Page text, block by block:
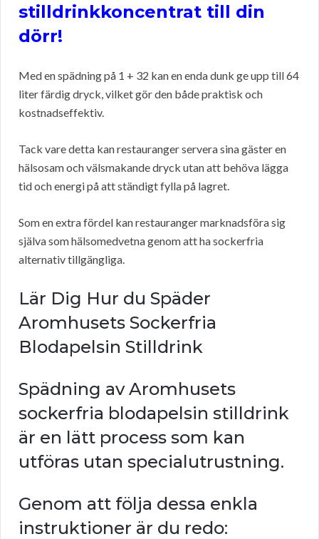
stilldrinkkoncentrat till din
dörr!
Med en spädning på 1 + 32 kan en enda dunk ge upp till 64
liter färdig dryck, vilket gör den både praktisk och
kostnadseffektiv.
Tack vare detta kan restauranger servera sina gäster en
hälsosam och välsmakande dryck utan att behöva lägga
tid och energi på att ständigt fylla på lagret.
Som en extra fördel kan restauranger marknadsföra sig
själva som hälsomedvetna genom att ha sockerfria
alternativ tillgängliga.
Lär Dig Hur du Späder
Aromhusets Sockerfria
Blodapelsin Stilldrink
Spädning av Aromhusets
sockerfria blodapelsin stilldrink
är en lätt process som kan
utföras utan specialutrustning.
Genom att följa dessa enkla
instruktioner är du redo: